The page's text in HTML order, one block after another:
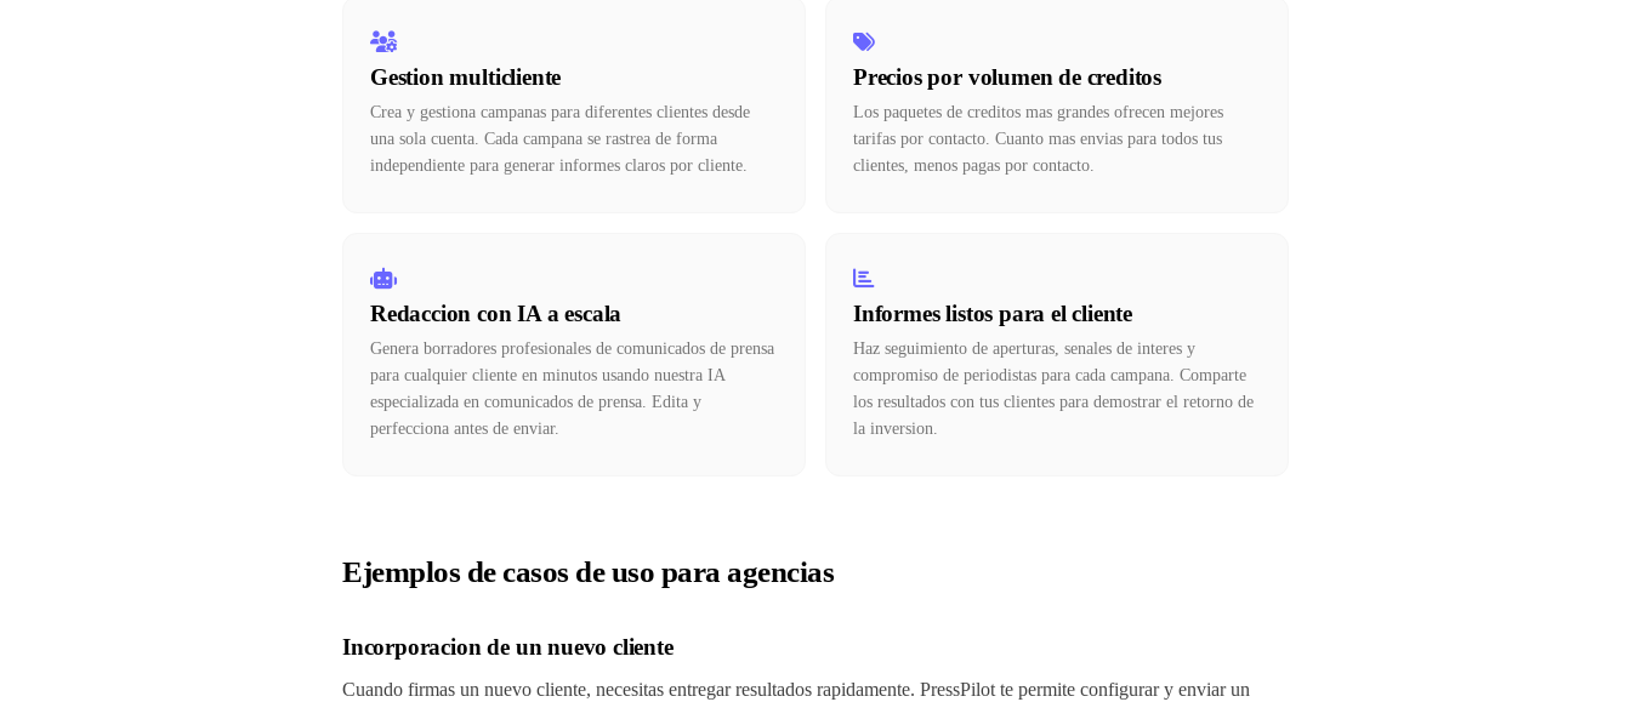
Gestion multicliente
Crea y gestiona campanas para diferentes clientes desde
una sola cuenta. Cada campana se rastrea de forma
independiente para generar informes claros por cliente.
Precios por volumen de creditos
Los paquetes de creditos mas grandes ofrecen mejores
tarifas por contacto. Cuanto mas envias para todos tus
clientes, menos pagas por contacto.
Redaccion con IA a escala
Genera borradores profesionales de comunicados de prensa
para cualquier cliente en minutos usando nuestra IA
especializada en comunicados de prensa. Edita y
perfecciona antes de enviar.
Informes listos para el cliente
Haz seguimiento de aperturas, senales de interes y
compromiso de periodistas para cada campana. Comparte
los resultados con tus clientes para demostrar el retorno de
la inversion.
Ejemplos de casos de uso para agencias
Incorporacion de un nuevo cliente
Cuando firmas un nuevo cliente, necesitas entregar resultados rapidamente. PressPilot te permite configurar y enviar un